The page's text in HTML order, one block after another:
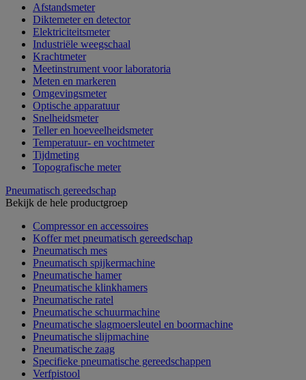
Afstandsmeter
Diktemeter en detector
Elektriciteitsmeter
Industriële weegschaal
Krachtmeter
Meetinstrument voor laboratoria
Meten en markeren
Omgevingsmeter
Optische apparatuur
Snelheidsmeter
Teller en hoeveelheidsmeter
Temperatuur- en vochtmeter
Tijdmeting
Topografische meter
Pneumatisch gereedschap
Bekijk de hele productgroep
Compressor en accessoires
Koffer met pneumatisch gereedschap
Pneumatisch mes
Pneumatisch spijkermachine
Pneumatische hamer
Pneumatische klinkhamers
Pneumatische ratel
Pneumatische schuurmachine
Pneumatische slagmoersleutel en boormachine
Pneumatische slijpmachine
Pneumatische zaag
Specifieke pneumatische gereedschappen
Verfpistool